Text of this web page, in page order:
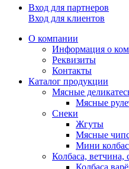
Вход для партнеров
Вход для клиентов
О компании
Информация о
Реквизиты
Контакты
Каталог продукции
Мясные
Мясные
Снеки
Жгуты
Мясные
Мини
Колбаса, ветчина,
Колбаса